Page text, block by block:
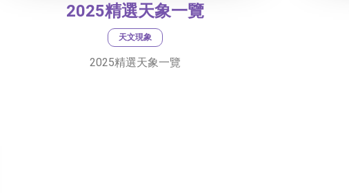
2025精選天象一覽
天文現象
2025精選天象一覽